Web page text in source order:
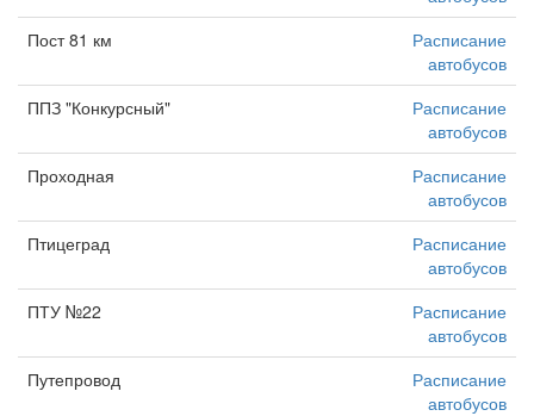
Пост 81 км
Расписание
автобусов
ППЗ "Конкурсный"
Расписание
автобусов
Проходная
Расписание
автобусов
Птицеград
Расписание
автобусов
ПТУ №22
Расписание
автобусов
Путепровод
Расписание
автобусов